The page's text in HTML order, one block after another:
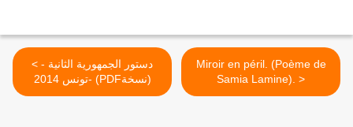
< دستور الجمهورية الثانية -
تونس 2014- (PDFنسخة)
Miroir en péril. (Poème de
Samia Lamine). >